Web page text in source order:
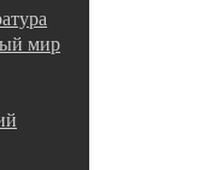
мир